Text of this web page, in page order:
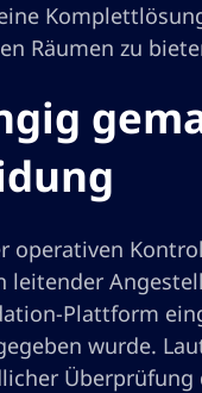
Räumen zu
operativen
Plattform
wurde.